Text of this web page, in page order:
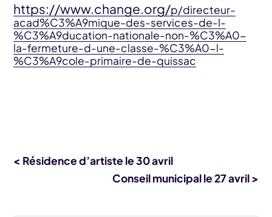
https://www.change.org/p/directeur-
acad%C3%A9mique-des-services-de-l-
%C3%A9ducation-nationale-non-%C3%A0-
la-fermeture-d-une-classe-%C3%A0-l-
%C3%A9cole-primaire-de-quissac
< Résidence d’artiste le 30 avril
Conseil municipal le 27 avril >